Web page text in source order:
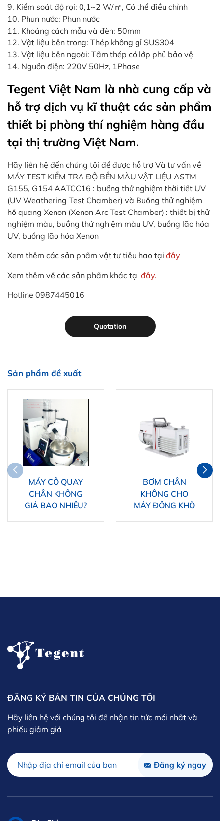
9. Kiểm soát độ rọi: 0,1~2 W/㎡, Có thể điều chỉnh
10. Phun nước: Phun nước
11. Khoảng cách mẫu và đèn: 50mm
12. Vật liệu bên trong: Thép không gỉ SUS304
13. Vật liệu bên ngoài: Tấm thép có lớp phủ bảo vệ
14. Nguồn điện: 220V 50Hz, 1Phase
Tegent Việt Nam là nhà cung cấp và
hỗ trợ dịch vụ kĩ thuật các sản phẩm
thiết bị phòng thí nghiệm hàng đầu
tại thị trường Việt Nam.
Hãy liên hệ đến chúng tôi để được hỗ trợ Và tư vấn về
MÁY TEST KIỂM TRA ĐỘ BỀN MÀU VẬT LIỆU ASTM
G155, G154 AATCC16 : buồng thử nghiệm thời tiết UV
(UV Weathering Test Chamber) và Buồng thử nghiệm
hồ quang Xenon (Xenon Arc Test Chamber) : thiết bị thử
nghiệm màu, buồng thử nghiệm màu UV, buồng lão hóa
UV, buồng lão hóa Xenon
Xem thêm các sản phẩm vật tư tiêu hao tại đây
Xem thêm về các sản phẩm khác tại đây.
Hotline 0987445016
Quotation
Sản phẩm đề xuất
MÁY CÔ QUAY
CHÂN KHÔNG
GIÁ BAO NHIÊU?
BƠM CHÂN
KHÔNG CHO
MÁY ĐÔNG KHÔ
ĐĂNG KÝ BẢN TIN CỦA CHÚNG TÔI
Hãy liên hệ với chúng tôi để nhận tin tức mới nhất và
phiếu giảm giá